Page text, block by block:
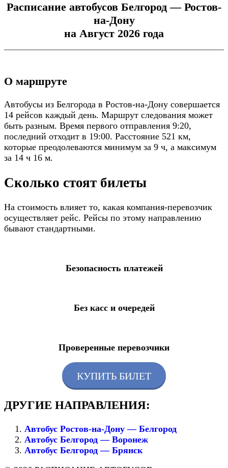
Расписание автобусов Белгород — Ростов-
на-Дону
на Август 2026 года
О маршруте
Автобусы из Белгорода в Ростов-на-Дону совершается
14 рейсов каждый день. Маршрут следования может
быть разным. Время первого отправления 9:20,
последний отходит в 19:00. Расстояние 521 км,
которые преодолеваются минимум за 9 ч, а максимум
за 14 ч 16 м.
Сколько стоят билеты
На стоимость влияет то, какая компания-перевозчик
осуществляет рейс. Рейсы по этому направлению
бывают стандартными.
Безопасность платежей
Без касс и очередей
Проверенные перевозчики
КУПИТЬ БИЛЕТ
ДРУГИЕ НАПРАВЛЕНИЯ:
Автобус Ростов-на-Дону — Белгород
Автобус Белгород — Воронеж
Автобус Белгород — Брянск